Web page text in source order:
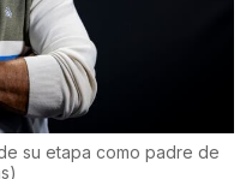
su etapa como padre de
)